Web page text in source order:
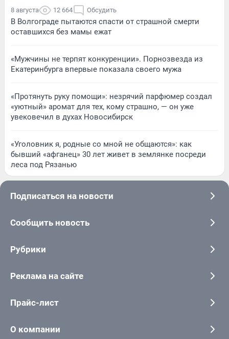
8 августа 12 664 Обсудить
В Волгограде пытаются спасти от страшной смерти
оставшихся без мамы ежат
«Мужчины не терпят конкуренции». Порнозвезда из
Екатеринбурга впервые показала своего мужа
«Протянуть руку помощи»: незрячий парфюмер создал
«уютный» аромат для тех, кому страшно, — он уже
увековечил в духах Новосибирск
«Уголовник я, родные со мной не общаются»: как
бывший «афганец» 30 лет живет в землянке посреди
леса под Рязанью
Подписаться на новости
Сообщить новость
Рубрики
Реклама на сайте
Прайс-лист
О компании